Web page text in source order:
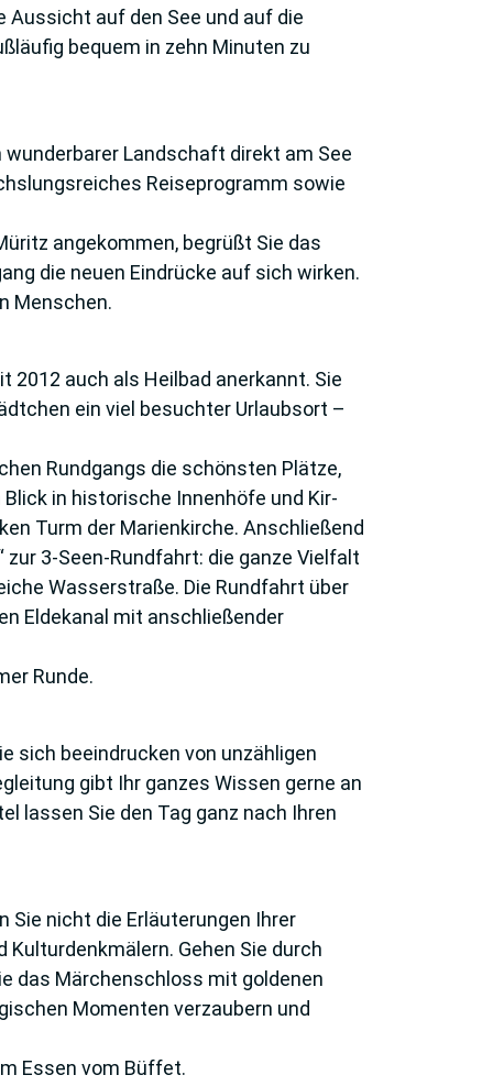
Aus­sicht auf den See und auf die
bequem in zehn Minuten zu
Landschaft direkt am See
Reiseprogramm sowie
an­gekommen, begrüßt Sie das
die neuen Eindrücke auf sich wirken.
Menschen.
2012 auch als Heilbad anerkannt. Sie
ein viel besuchter Urlaubs­ort –
Rund­gangs die schönsten Plätze,
in historische Innenhöfe und Kir­
Turm der Marienkirche. Anschließend
3-Seen-Rundfahrt: die ganze Viel­falt
Wasserstraße. Die Rundfahrt über
Eldekanal mit anschließender
Runde.
sich beein­drucken von unzähligen
gibt Ihr ganzes Wissen gerne an
lassen Sie den Tag ganz nach Ihren
Sie nicht die Erläuterungen Ihrer
Gehen Sie durch
das Märchenschloss mit goldenen
Momenten verzaubern und
Essen vom Büffet.